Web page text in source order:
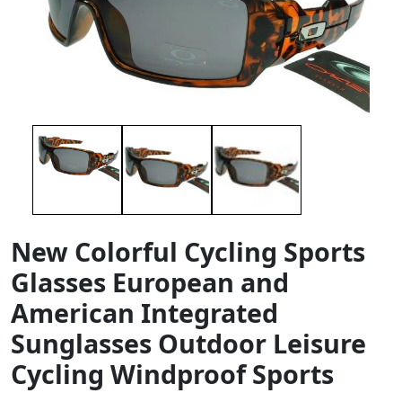
New Colorful Cycling Sports
Glasses European and
American Integrated
Sunglasses Outdoor Leisure
Cycling Windproof Sports